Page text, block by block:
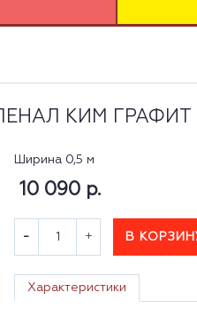
ПЕНАЛ КИМ ГРАФИТ
Ширина 0,5 м
10 090 р.
В
Характеристики